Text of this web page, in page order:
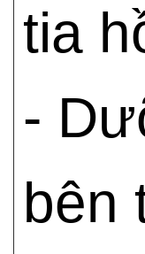
tia
-
bên